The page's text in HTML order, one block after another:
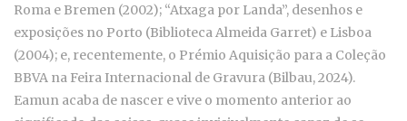
Roma e Bremen (2002); “Atxaga por Landa”, desenhos e
exposições no Porto (Biblioteca Almeida Garret) e Lisboa
(2004); e, recentemente, o Prémio Aquisição para a Coleção
BBVA na Feira Internacional de Gravura (Bilbau, 2024).
Eamun acaba de nascer e vive o momento anterior ao